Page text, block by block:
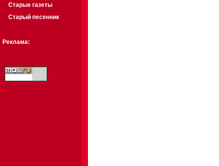
Старые газеты
Старый песенник
Реклама: